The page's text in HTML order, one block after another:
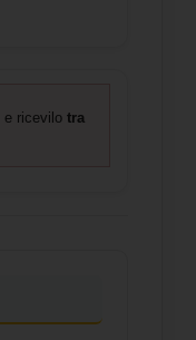
e ricevilo tra